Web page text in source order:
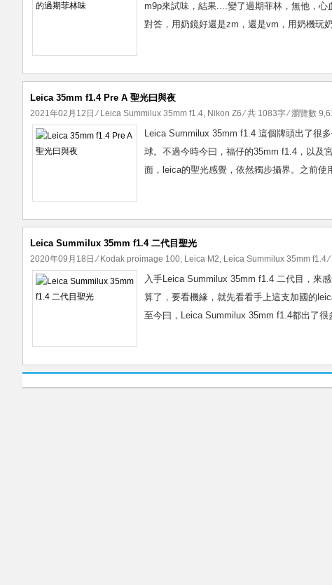
m9p來試味，結果....變了過期菲林，無他，
對答，用奶鏡好還是zm，還是vm，用奶機玩
Leica 35mm f1.4 Pre A 聖光曰與夜
2021年02月12日 ⁄ Leica Summilux 35mm f1.4, Nikon Z6⁄ 共 1083字 ⁄ 瀏覽數
Leica Summilux 35mm f1.4 這個牌頭出了很
球。不過今時今曰，福仔的35mm f1.4，以及
面，leica的聖光感覺，依然獨步攝界。之前
Leica Summilux 35mm f1.4 二代目聖光
2020年09月18日 ⁄ Kodak proimage 100, Leica M2, Leica Summilux 35mm f1.4
入手Leica Summilux 35mm f1.4 二代目，來
算了，要看機緣，就先看看手上這支加國的
至今曰，Leica Summilux 35mm f1.4都出了